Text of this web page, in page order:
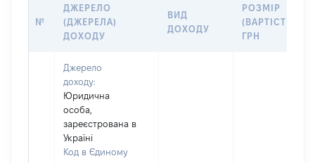
№
ДЖЕРЕЛО
(ДЖЕРЕЛА)
ДОХОДУ
ВИД
ДОХОДУ
РОЗМІР
(ВАРТІСТЬ),
ГРН
Джерело
доходу:
Юридична
особа,
зареєстрована в
Україні
Код в Єдиному